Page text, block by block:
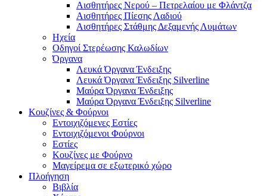
Αισθητήρες Νερού – Πετρελαίου με Φλάντζα
Αισθητήρες Πίεσης Λαδιού
Αισθητήρες Στάθμης Δεξαμενής Λυμάτων
Ηχεία
Οδηγοί Στερέωσης Καλωδίων
Όργανα
Λευκά Όργανα Ένδειξης
Λευκά Όργανα Ένδειξης Silverline
Μαύρα Όργανα Ένδειξης
Μαύρα Όργανα Ένδειξης Silverline
Κουζίνες & Φούρνοι
Εντοιχιζόμενες Εστίες
Εντοιχιζόμενοι Φούρνοι
Εστίες
Κουζίνες με Φούρνο
Μαγείρεμα σε εξωτερικό χώρο
Πλοήγηση
Βιβλία